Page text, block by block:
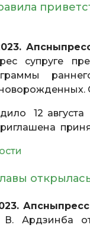
супруге
12
Ардзинба